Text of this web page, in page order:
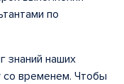
по
знаний наших
со временем. Чтобы